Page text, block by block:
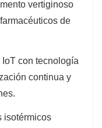
vertiginoso
de
con tecnología
continua y
isotérmicos